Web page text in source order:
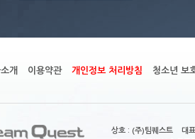
개 이용약관 개인정보 처리방침 청소년 보
상호 : (주)팀퀘스트 대